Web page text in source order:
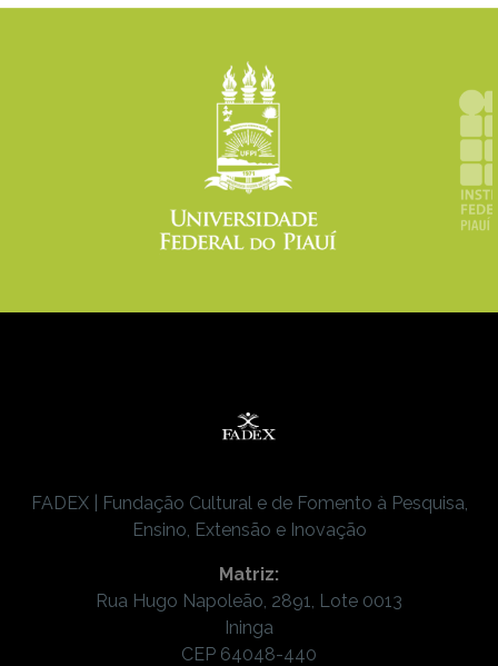
FADEX | Fundação Cultural e de Fomento à Pesquisa,
Ensino, Extensão e Inovação
Matriz:
Rua Hugo Napoleão, 2891, Lote 0013
Ininga
CEP 64048-440